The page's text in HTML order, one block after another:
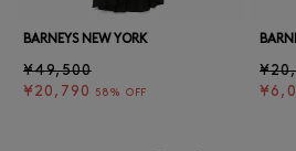
BARNEYS NEW YORK
¥49,500
¥20,790
58% OFF